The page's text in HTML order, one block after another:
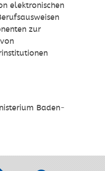
elektronischen
zur
Baden-